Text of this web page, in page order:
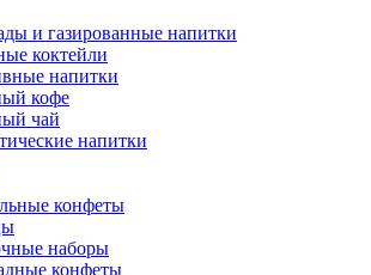
и газированные напитки
коктейли
напитки
кофе
чай
напитки
конфеты
наборы
конфеты